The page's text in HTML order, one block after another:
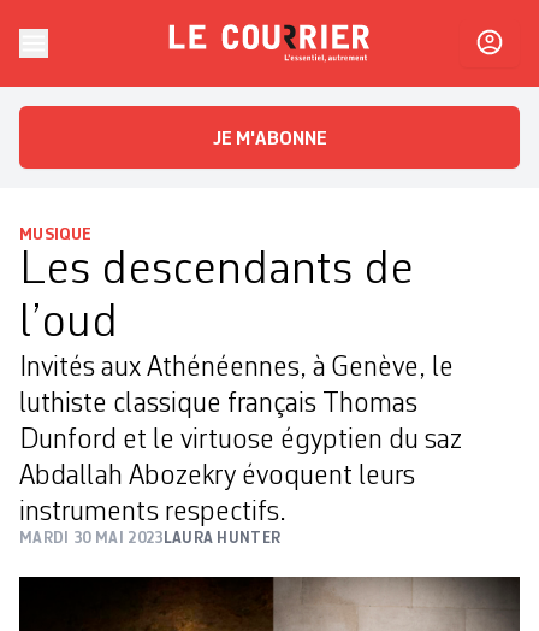
Le CourrierL'essentiel, autrement
JE M'ABONNE
MUSIQUE
Les descendants de
l’oud
Invités aux Athénéennes, à Genève, le
luthiste classique français Thomas
Dunford et le virtuose égyptien du saz
Abdallah Abozekry évoquent leurs
instruments respectifs.
MARDI 30 MAI 2023 LAURA HUNTER